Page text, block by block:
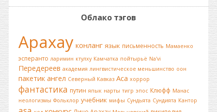
Облако тэгов
Арахау конланг язык письменность Мамаенко
эсперанто ларимин ктулху Камчатка пойтырьё Na'vi
Передереев академия лингвистическое меньшинство оон
пакетик ангел Северный Кавказ Аса хоррор
фантастика путин япык нарты тигр эпос Клюфф Манас
неологизмы Фольклор учебник мифы Сундьята Сундията Кантор